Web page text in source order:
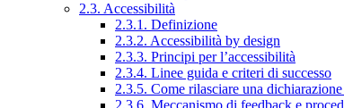
2.3. Accessibilità
2.3.1. Definizione
2.3.2. Accessibilità by design
2.3.3. Principi per l’accessibilità
2.3.4. Linee guida e criteri di successo
2.3.5. Come rilasciare una
2.3.6. Meccanismo di feedback e